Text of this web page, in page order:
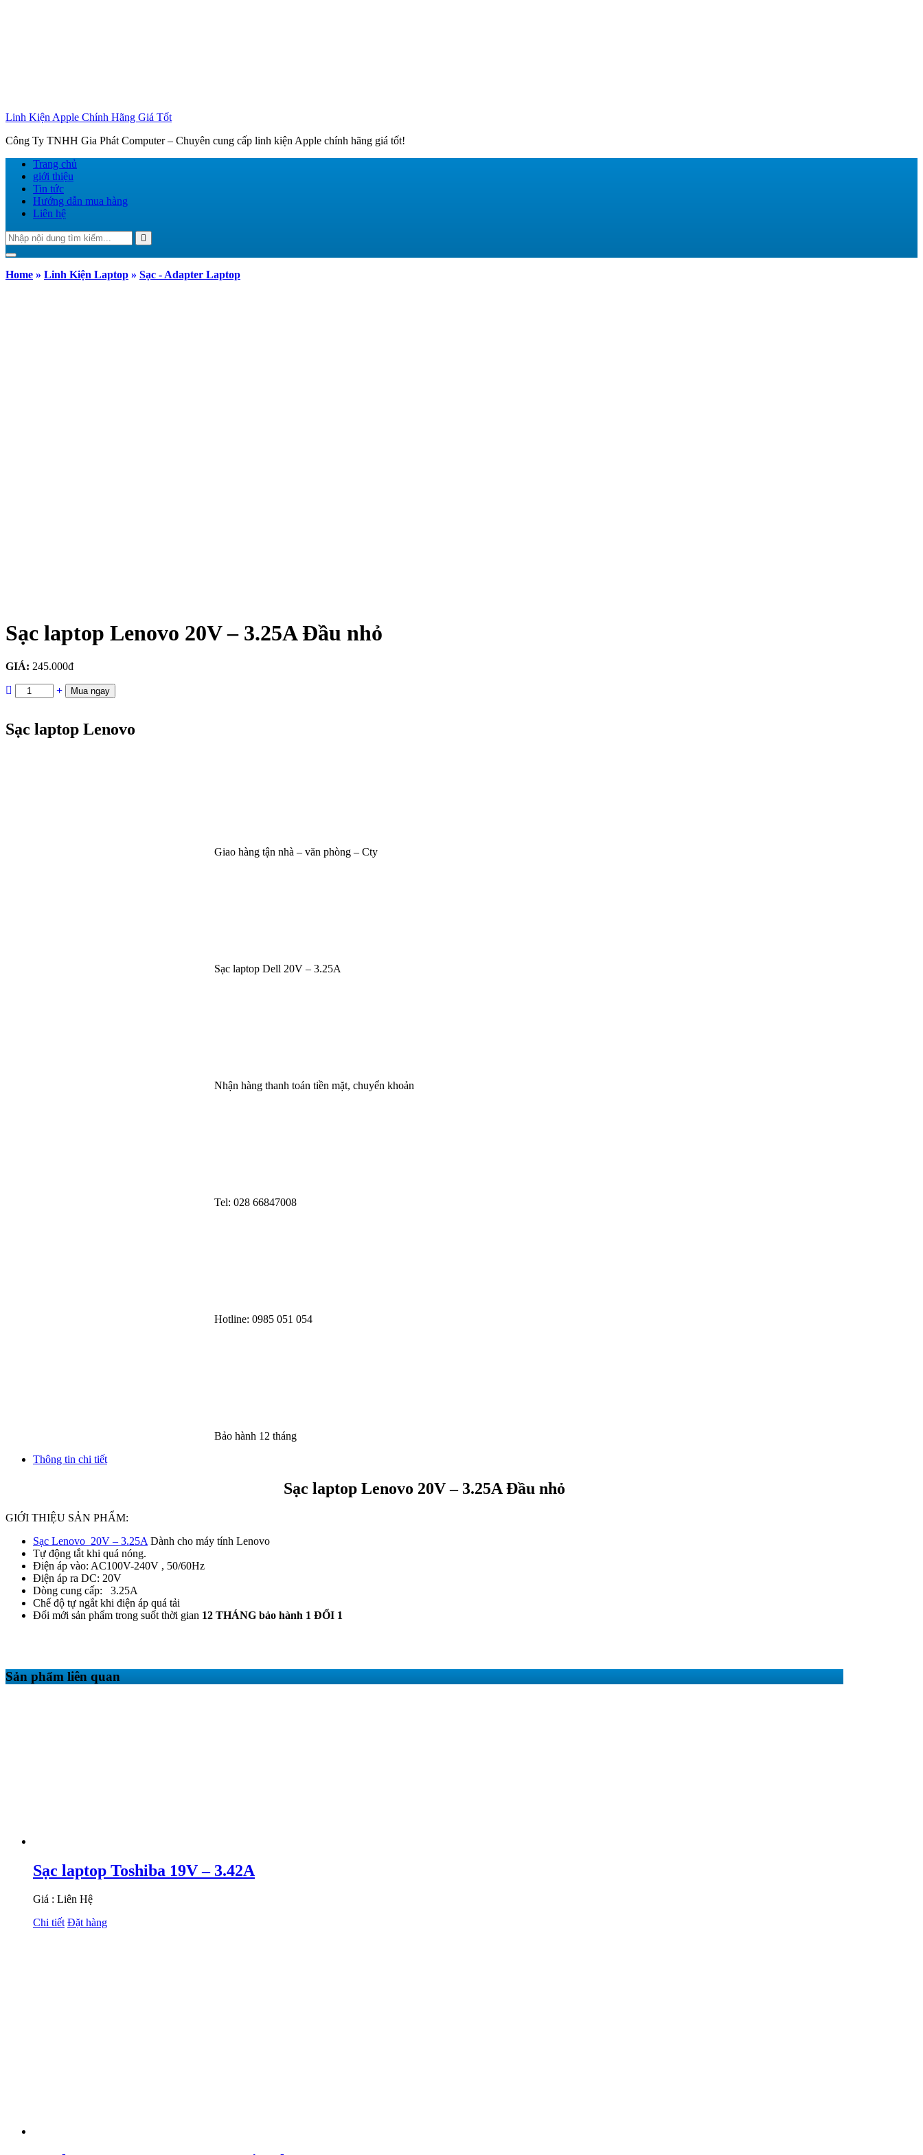
Linh Kiện Apple Chính Hãng Giá Tốt
Công Ty TNHH Gia Phát Computer – Chuyên cung cấp linh kiện Apple chính hãng giá tốt!
Trang chủ
giới thiệu
Tin tức
Hướng dẫn mua hàng
Liên hệ
Tìm
kiếm:
Toggle navigation
Home » Linh Kiện Laptop » Sạc - Adapter Laptop
Sạc laptop Lenovo 20V – 3.25A Đầu nhỏ
GIÁ: 245.000đ
Mua ngay
Sạc laptop Lenovo
Giao hàng tận nhà – văn phòng – Cty
Sạc laptop Dell 20V – 3.25A
Nhận hàng thanh toán tiền mặt, chuyển khoản
Tel: 028 66847008
Hotline: 0985 051 054
Bảo hành 12 tháng
Thông tin chi tiết
Sạc laptop Lenovo 20V – 3.25A Đầu nhỏ
GIỚI THIỆU SẢN PHẨM:
Sạc Lenovo 20V – 3.25A Dành cho máy tính Lenovo
Tự động tắt khi quá nóng.
Điện áp vào: AC100V-240V , 50/60Hz
Điện áp ra DC: 20V
Dòng cung cấp: 3.25A
Chế độ tự ngắt khi điện áp quá tải
Đổi mới sản phẩm trong suốt thời gian 12 THÁNG bảo hành 1 ĐỔI 1
Sản phẩm liên quan
Sạc laptop Toshiba 19V – 3.42A
Giá : Liên Hệ
Chi tiết Đặt hàng